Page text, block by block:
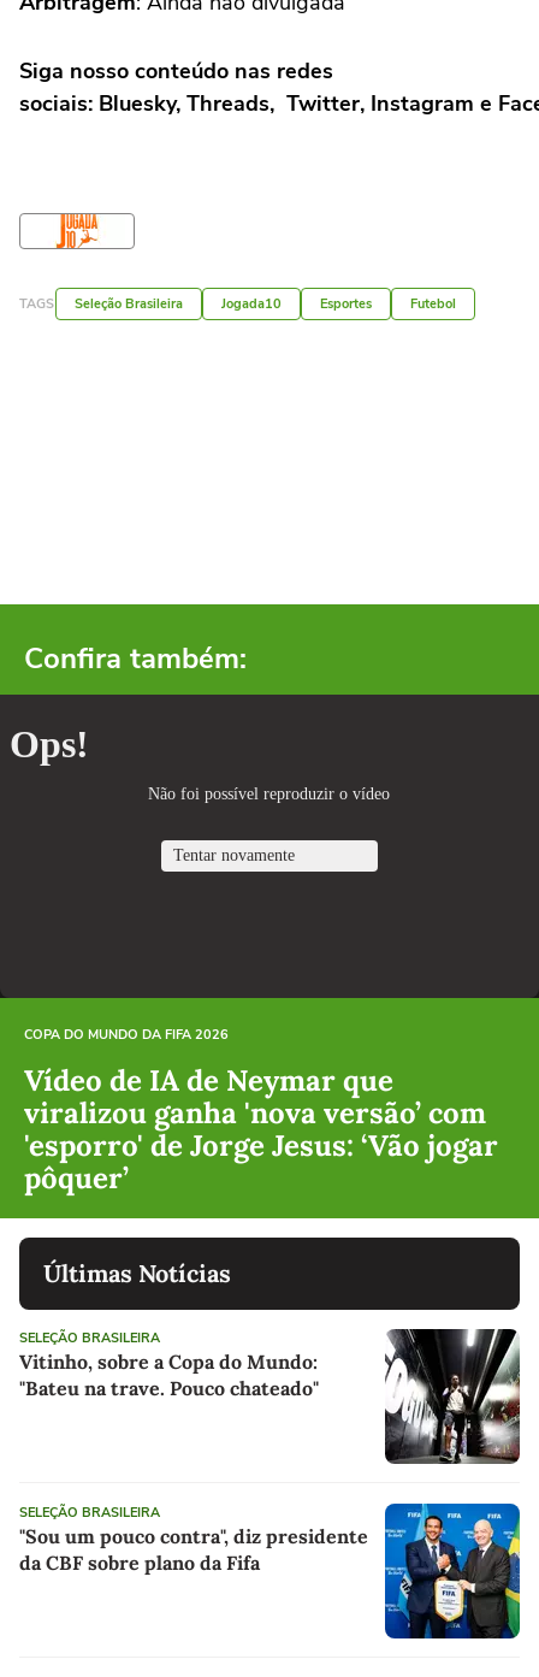
Siga nosso conteúdo nas redes
sociais: Bluesky, Threads, Twitter, Instagram e
TAGS Seleção Brasileira Jogada10 Esportes Futebol
Confira também:
COPA DO MUNDO DA FIFA 2026
Vídeo de IA de Neymar que
viralizou ganha 'nova versão’ com
'esporro' de Jorge Jesus: ‘Vão jogar
pôquer’
Últimas Notícias
SELEÇÃO BRASILEIRA
Vitinho, sobre a Copa do Mundo:
"Bateu na trave. Pouco chateado"
SELEÇÃO BRASILEIRA
"Sou um pouco contra", diz presidente
da CBF sobre plano da Fifa